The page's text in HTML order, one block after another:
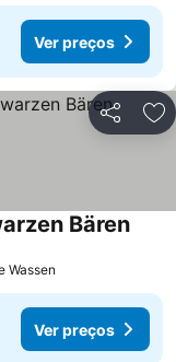
Ver preços
Partilhar
Bären
Wassen
Ver preços